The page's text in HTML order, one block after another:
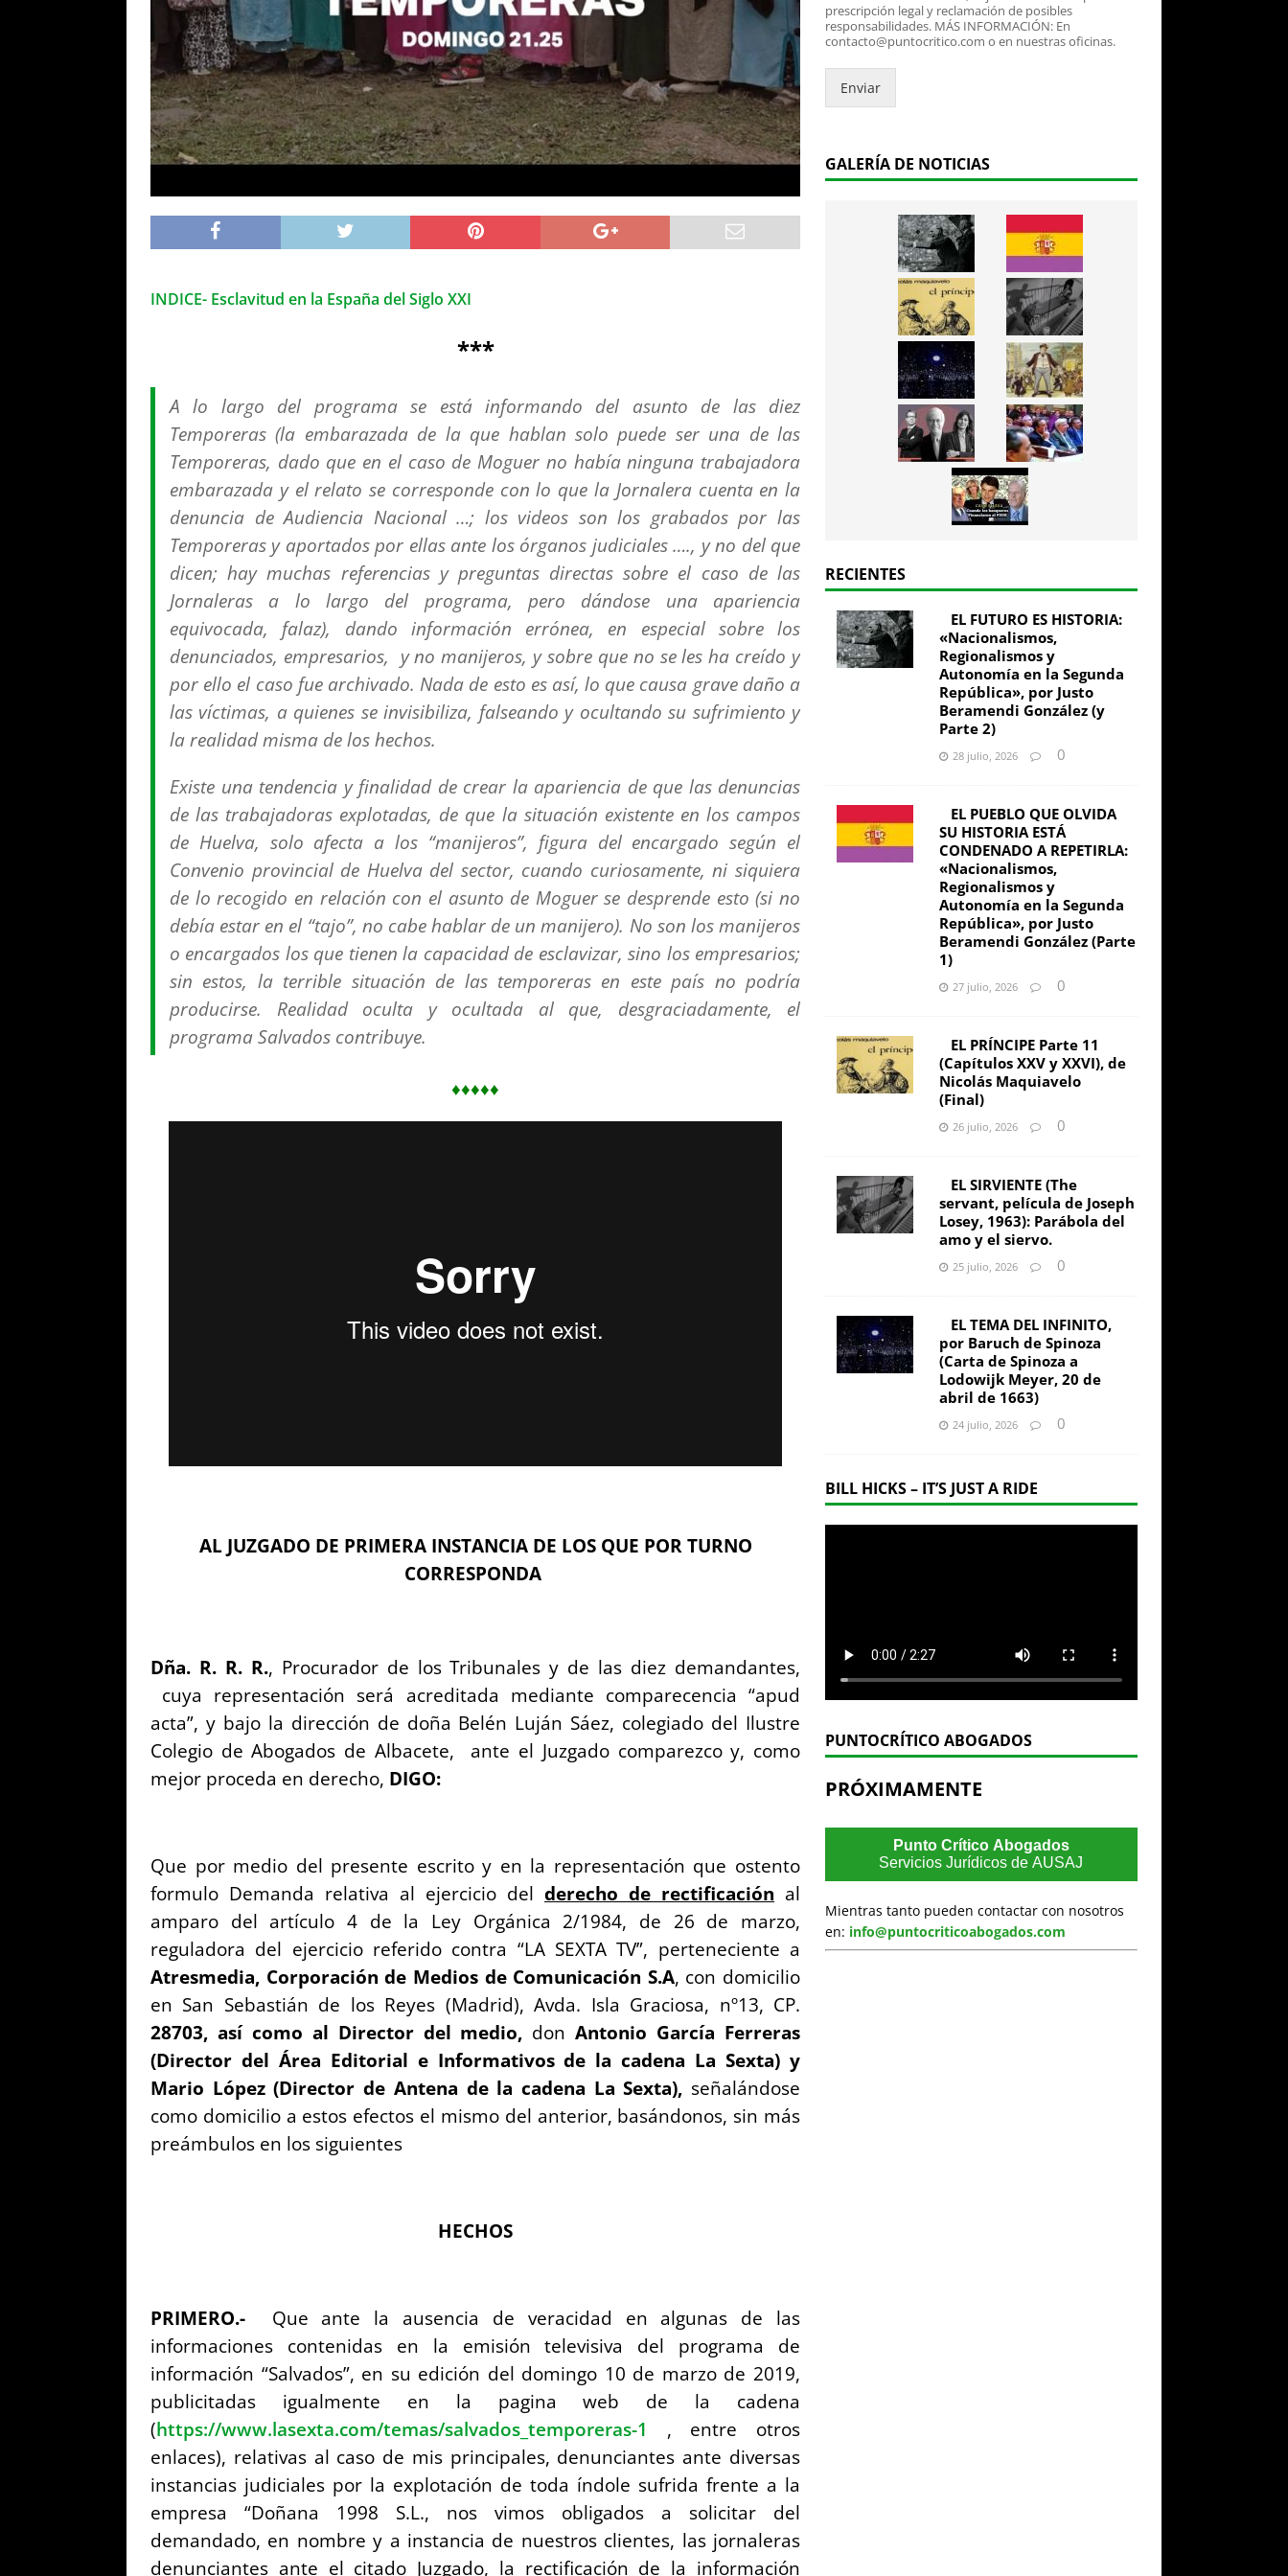
INDICE- Esclavitud en la España del Siglo XXI
***
A lo largo del programa se está informando del asunto de las diez
Temporeras (la embarazada de la que hablan solo puede ser una de las
Temporeras, dado que en el caso de Moguer no había ninguna trabajadora
embarazada y el relato se corresponde con lo que la Jornalera cuenta en la
denuncia de Audiencia Nacional …; los videos son los grabados por las
Temporeras y aportados por ellas ante los órganos judiciales …., y no del que
dicen; hay muchas referencias y preguntas directas sobre el caso de las
Jornaleras a lo largo del programa, pero dándose una apariencia
equivocada, falaz), dando información errónea, en especial sobre los
denunciados, empresarios, y no manijeros, y sobre que no se les ha creído y
por ello el caso fue archivado. Nada de esto es así, lo que causa grave daño a
las víctimas, a quienes se invisibiliza, falseando y ocultando su sufrimiento y
la realidad misma de los hechos.
Existe una tendencia y finalidad de crear la apariencia de que las denuncias
de las trabajadoras explotadas, de que la situación existente en los campos
de Huelva, solo afecta a los “manijeros”, figura del encargado según el
Convenio provincial de Huelva del sector, cuando curiosamente, ni siquiera
de lo recogido en relación con el asunto de Moguer se desprende esto (si no
debía estar en el “tajo”, no cabe hablar de un manijero). No son los manijeros
o encargados los que tienen la capacidad de esclavizar, sino los empresarios;
sin estos, la terrible situación de las temporeras en este país no podría
producirse. Realidad oculta y ocultada al que, desgraciadamente, el
programa Salvados contribuye.
♦♦♦♦♦
AL JUZGADO DE PRIMERA INSTANCIA DE LOS QUE POR TURNO
CORRESPONDA
Dña. R. R. R., Procurador de los Tribunales y de las diez demandantes,
cuya representación será acreditada mediante comparecencia “apud
acta”, y bajo la dirección de doña Belén Luján Sáez, colegiado del Ilustre
Colegio de Abogados de Albacete, ante el Juzgado comparezco y, como
mejor proceda en derecho, DIGO:
Que por medio del presente escrito y en la representación que ostento
formulo Demanda relativa al ejercicio delderecho de rectificación al
amparo del artículo 4 de la Ley Orgánica 2/1984, de 26 de marzo,
reguladora del ejercicio referido contra “LA SEXTA TV”, perteneciente a
Atresmedia, Corporación de Medios de Comunicación S.A, con domicilio
en San Sebastián de los Reyes (Madrid), Avda. Isla Graciosa, nº13, CP.
28703, así como al Director del medio, donAntonio García Ferreras
(Director del Área Editorial e Informativos de la cadena La Sexta) y
Mario López (Director de Antena de la cadena La Sexta), señalándose
como domicilio a estos efectos el mismo del anterior, basándonos, sin más
preámbulos en los siguientes
HECHOS
PRIMERO.- Que ante la ausencia de veracidad en algunas de las
informaciones contenidas en la emisión televisiva del programa de
información “Salvados”, en su edición del domingo 10 de marzo de 2019,
publicitadas igualmente en la pagina web de la cadena
(https://www.lasexta.com/temas/salvados_temporeras-1
, entre otros
enlaces), relativas al caso de mis principales, denunciantes ante diversas
instancias judiciales por la explotación de toda índole sufrida frente a la
empresa “Doñana 1998 S.L., nos vimos obligados a solicitar del
demandado, en nombre y a instancia de nuestros clientes, las jornaleras
denunciantes ante el citado Juzgado, la rectificación de la información
i
c
o
.
prescripción legal y reclamación de posibles
responsabilidades. MÁS INFORMACIÓN: En
contacto@puntocritico.com o en nuestras oficinas.
Enviar
GALERÍA DE NOTICIAS
RECIENTES
EL FUTURO ES HISTORIA:
«Nacionalismos,
Regionalismos y
Autonomía en la Segunda
República», por Justo
Beramendi González (y
Parte 2)
28 julio, 2026 0
EL PUEBLO QUE OLVIDA
SU HISTORIA ESTÁ
CONDENADO A REPETIRLA:
«Nacionalismos,
Regionalismos y
Autonomía en la Segunda
República», por Justo
Beramendi González (Parte
1)
27 julio, 2026 0
EL PRÍNCIPE Parte 11
(Capítulos XXV y XXVI), de
Nicolás Maquiavelo
(Final)
26 julio, 2026 0
EL SIRVIENTE (The
servant, película de Joseph
Losey, 1963): Parábola del
amo y el siervo.
25 julio, 2026 0
EL TEMA DEL INFINITO,
por Baruch de Spinoza
(Carta de Spinoza a
Lodowijk Meyer, 20 de
abril de 1663)
24 julio, 2026 0
BILL HICKS – IT’S JUST A RIDE
PUNTOCRÍTICO ABOGADOS
PRÓXIMAMENTE
Punto Crítico Abogados
Servicios Jurídicos de AUSAJ
Mientras tanto pueden contactar con nosotros
en: info@puntocriticoabogados.com